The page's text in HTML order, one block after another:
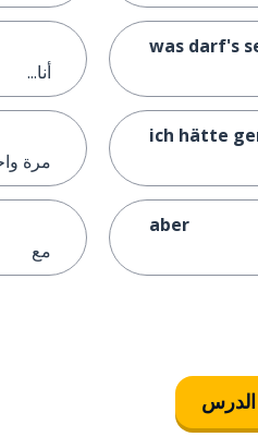
was darf's
ich hätte
aber
أنا...
مرة
مع
الدرس